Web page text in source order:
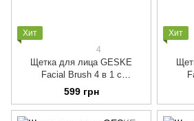
Хит
4
Щетка для лица GESKE
Facial Brush 4 в 1 с
держателем, pink
599 грн
Хит